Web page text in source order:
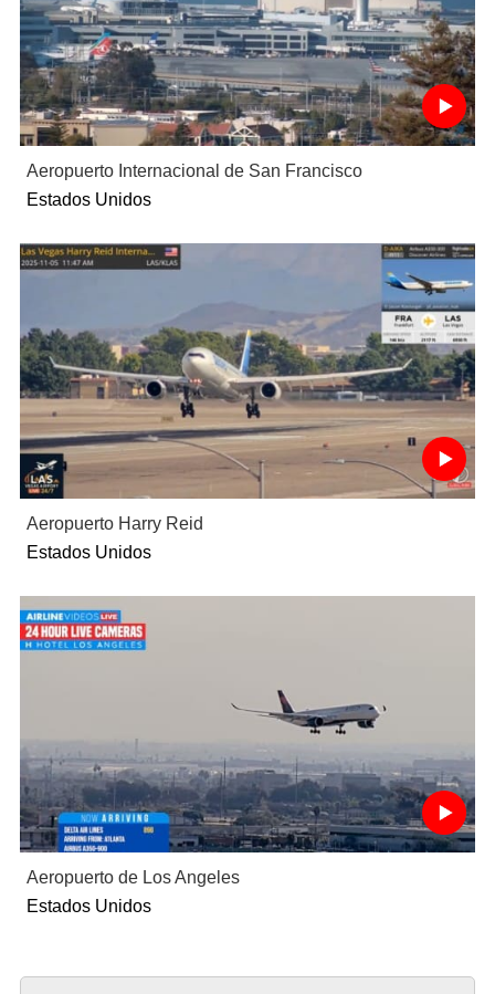
Aeropuerto Internacional de San Francisco
Estados Unidos
Aeropuerto Harry Reid
Estados Unidos
Aeropuerto de Los Angeles
Estados Unidos